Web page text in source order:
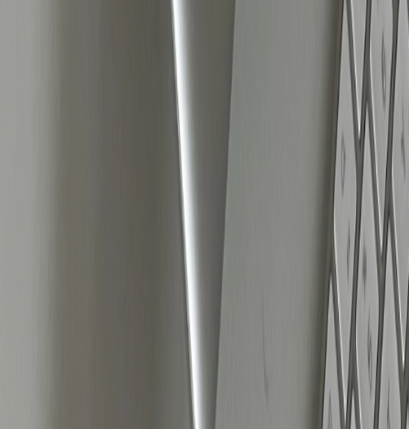
Meta’s AI maakt advertenties steeds persoonlijker
Meta heeft de afgelopen jaren grote stappen gezet
in het personaliseren van advertenties. Dit betekent
dat het platform steeds beter wordt in het matchen
van de juiste boodschap met de juiste persoon.
Advertenties worden automatisch aangepast op
basis van gedrag en interesses, waardoor generieke
campagnes minder goed presteren dan
advertenties die inspelen op specifieke subgroepen.
Dit vraagt om een andere manier van werken: niet
één algemene campagne voor iedereen, maar
meerdere varianten die inspelen op verschillende
doelgroepen. Hoe beter je advertenties zijn